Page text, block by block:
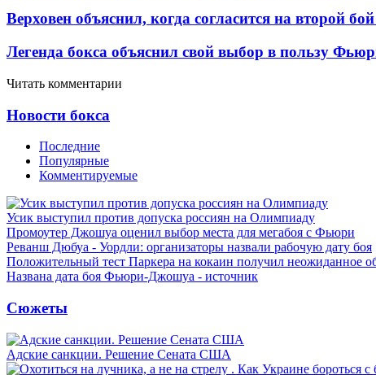
Верховен объяснил, когда согласится на второй
Легенда бокса объяснил свой выбор в пользу
Читать комментарии
Новости бокса
Последние
Популярные
Комментируемые
Усик выступил против допуска россиян на Олимпиаду
Промоутер Джошуа оценил выбор места для мегабоя с Фьюри
Реванш Дюбуа - Уордли: организаторы назвали рабочую дату боя
Положительный тест Паркера на кокаин получил неожиданное
Названа дата боя Фьюри-Джошуа - источник
Сюжеты
Адские санкции. Решение Сената США